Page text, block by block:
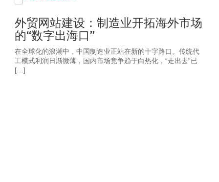
外贸网站建设：制造业开拓海外市场
的“数字出海口”
在全球化的浪潮中，中国制造业正站在新的十字路口。传统代
工模式利润日渐微薄，国内市场竞争趋于白热化，“走出去”已
[…]